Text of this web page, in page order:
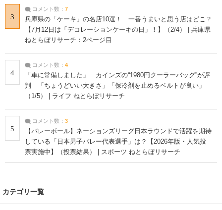
3
コメント数： 7
兵庫県の「ケーキ」の名店10選！ 一番うまいと思う店はどこ？
【7月12日は「デコレーションケーキの日」！】（2/4） | 兵庫県
ねとらぼリサーチ：2ページ目
4
コメント数： 4
「車に常備しました」 カインズの“1980円クーラーバッグ”が評
判 「ちょうどいい大きさ」「保冷剤を止めるベルトが良い」
（1/5） | ライフ ねとらぼリサーチ
5
コメント数： 3
【バレーボール】ネーションズリーグ日本ラウンドで活躍を期待
している「日本男子バレー代表選手」は？【2026年版・人気投
票実施中】（投票結果） | スポーツ ねとらぼリサーチ
カテゴリ一覧